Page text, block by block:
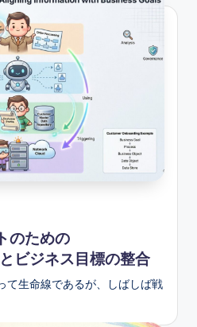
のための
ビジネス目標の整合
て生命線であるが、しばしば戦